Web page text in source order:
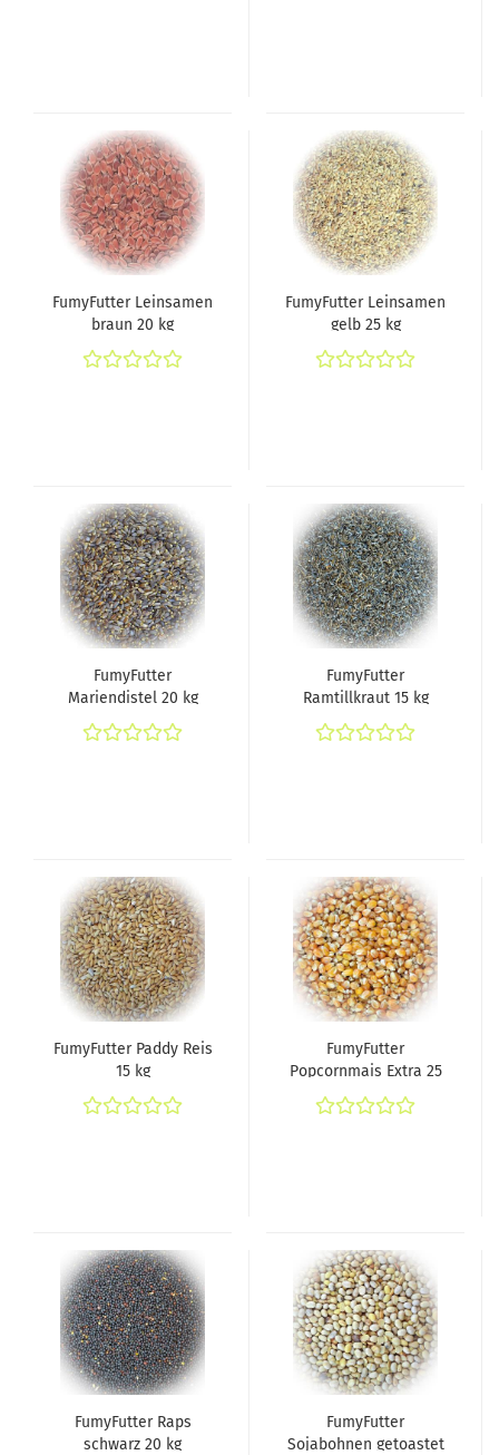
FumyFutter Leinsamen
braun 20 kg
FumyFutter Leinsamen
gelb 25 kg
FumyFutter
Mariendistel 20 kg
FumyFutter
Ramtillkraut 15 kg
FumyFutter Paddy Reis
15 kg
FumyFutter
Popcornmais Extra 25
kg
FumyFutter Raps
schwarz 20 kg
FumyFutter
Sojabohnen getoastet